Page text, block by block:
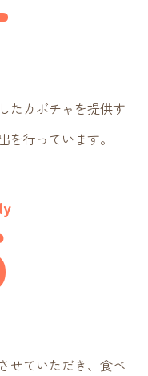
たカボチャを提供す
を行っています。
せていただき、食べ